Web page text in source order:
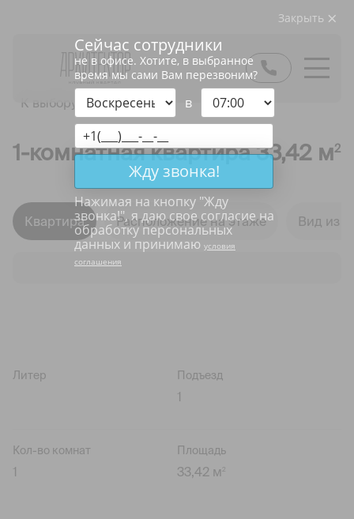
К выбору квартир
1-комнатная квартира 33,42 м2
Литер Подъезд
Кол-во комнат Площадь
33,42 м 2
Квартира Расположение на этаже Вид из
Закрыть
Сейчас сотрудники
не в офисе. Хотите, в выбранное
время мы сами Вам перезвоним?
в
Жду звонка!
Нажимая на кнопку "Жду
звонка!", я даю свое согласие на
обработку персональных
данных и принимаю условия
соглашения